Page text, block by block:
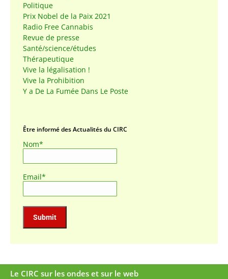
Politique
Prix Nobel de la Paix 2021
Radio Free Cannabis
Revue de presse
Santé/science/études
Thérapeutique
Vive la légalisation !
Vive la Prohibition
Y a De La Fumée Dans Le Poste
Être informé des Actualités du CIRC
Nom*
Email*
Le CIRC sur les ondes et sur le web